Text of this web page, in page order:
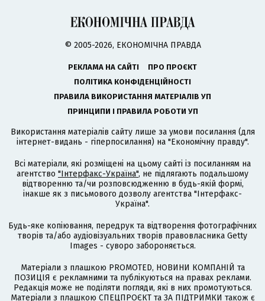
© 2005-2026, ЕКОНОМІЧНА ПРАВДА
РЕКЛАМА НА САЙТІ
ПРО ПРОЄКТ
ПОЛІТИКА КОНФІДЕНЦІЙНОСТІ
ПРАВИЛА ВИКОРИСТАННЯ МАТЕРІАЛІВ УП
ПРИНЦИПИ І ПРАВИЛА РОБОТИ УП
Використання матеріалів сайту лише за умови посилання (для
інтернет-видань - гіперпосилання) на "Економічну правду".
Всі матеріали, які розміщені на цьому сайті із посиланням на
агентство "Інтерфакс-Україна", не підлягають подальшому
відтворенню та/чи розповсюдженню в будь-якій формі,
інакше як з письмового дозволу агентства "Інтерфакс-
Україна".
Будь-яке копіювання, передрук та відтворення фотографічних
творів та/або аудіовізуальних творів правовласника Getty
Images - суворо забороняється.
Матеріали з плашкою PROMOTED, НОВИНИ КОМПАНІЙ та
ПОЗИЦІЯ є рекламними та публікуються на правах реклами.
Редакція може не поділяти погляди, які в них промотуються.
Матеріали з плашкою СПЕЦПРОЄКТ та ЗА ПІДТРИМКИ також є